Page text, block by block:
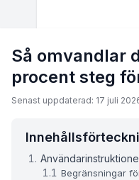
Så omvandlar
procent steg
Senast uppdaterad: 17 juli
Begränsningar